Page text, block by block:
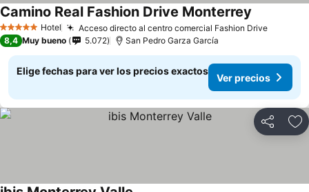
5 Estrellas Hotel Acceso directo al centro comercial Fashion Drive
Camino Real Fashion Drive Monterrey
8,4 Muy bueno 5.072 San Pedro Garza García
Elige fechas para ver los precios exactos
Ver precios
Compartir